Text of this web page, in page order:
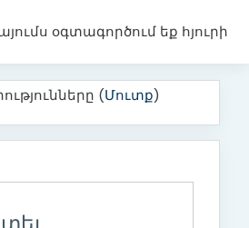
օգտագործում եք հյուրի
(Մուտք)
բովանդակությունը